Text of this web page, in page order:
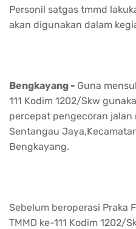
Personil satgas tmmd
akan digunakan dalam
Bengkayang - Guna
111 Kodim 1202/Skw
percepat pengecoran jalan
Sentangau
Bengkayang.
Sebelum beroperasi Praka
TMMD ke-111 Kodim 1202/